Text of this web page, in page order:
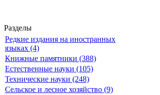
Разделы
Редкие издания на иностранных
языках (4)
Книжные памятники (388)
Естественные науки (105)
Технические науки (248)
Сельское и лесное хозяйство (9)